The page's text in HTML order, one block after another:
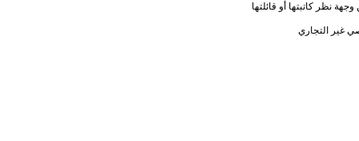
نظر كاتبتها أو قائلتها
غير التجاري